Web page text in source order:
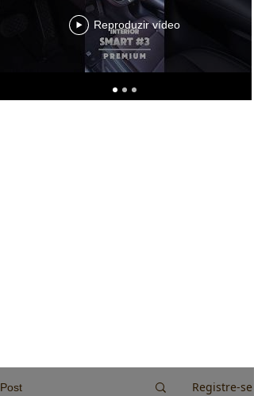
Reproduzir vídeo
Post Registre-se